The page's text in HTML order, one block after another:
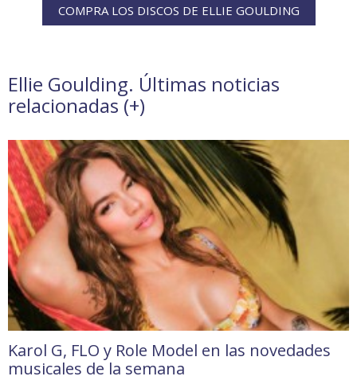
COMPRA LOS DISCOS DE ELLIE GOULDING
Ellie Goulding. Últimas noticias
relacionadas (+)
Karol G, FLO y Role Model en las novedades
musicales de la semana